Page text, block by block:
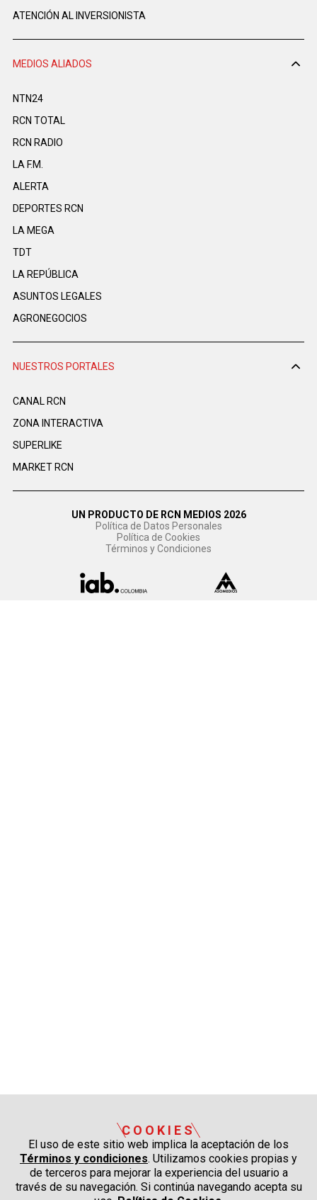
ATENCIÓN AL INVERSIONISTA
MEDIOS ALIADOS
NTN24
RCN TOTAL
RCN RADIO
LA F.M.
ALERTA
DEPORTES RCN
LA MEGA
TDT
LA REPÚBLICA
ASUNTOS LEGALES
AGRONEGOCIOS
NUESTROS PORTALES
CANAL RCN
ZONA INTERACTIVA
SUPERLIKE
MARKET RCN
UN PRODUCTO DE RCN MEDIOS 2026
Política de Datos Personales
Política de Cookies
Términos y Condiciones
COOKIES
El uso de este sitio web implica la aceptación de los
Términos y condiciones. Utilizamos cookies propias y
de terceros para mejorar la experiencia del usuario a
través de su navegación. Si continúa navegando acepta su